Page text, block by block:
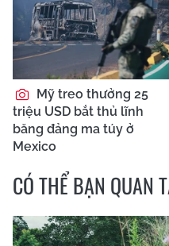
Mỹ treo thưởng 25
triệu USD bắt thủ lĩnh
băng đảng ma túy ở
Mexico
CÓ THỂ BẠN QUAN